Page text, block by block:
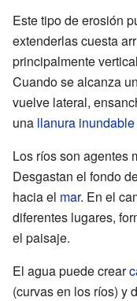
Este tipo de erosión
extenderlas cuesta
principalmente
Cuando se alcanza
vuelve lateral,
una llanura inundable
Los ríos son agentes
Desgastan el fondo
hacia el mar. En el
diferentes lugares,
el paisaje.
El agua puede crear
(curvas en los ríos) y